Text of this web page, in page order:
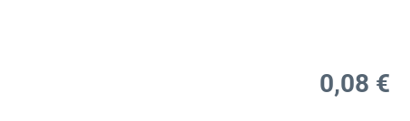
Regulärer Preis:
0,08 €